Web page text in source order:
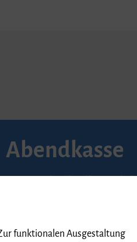
Abendkasse
Karten an der Abendkasse
funktionalen Ausgestaltung